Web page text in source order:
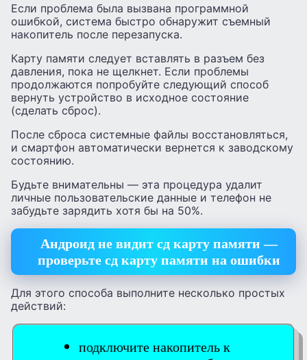
Если проблема была вызвана программной
ошибкой, система быстро обнаружит съемный
накопитель после перезапуска.
Карту памяти следует вставлять в разъем без
давления, пока не щелкнет. Если проблемы
продолжаются попробуйте следующий способ
вернуть устройство в исходное состояние
(сделать сброс).
После сброса системные файлы восстановляться,
и смартфон автоматически вернется к заводскому
состоянию.
Будьте внимательны — эта процедура удалит
личные пользовательские данные и телефон не
забудьте зарядить хотя бы на 50%.
Андроид не видит сд карту памяти —
проверьте сд карту памяти на ошибки
Для этого способа выполните несколько простых
действий:
подключите накопитель к